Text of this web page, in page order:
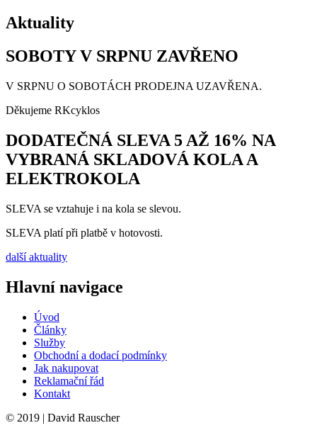
Aktuality
SOBOTY V SRPNU ZAVŘENO
V SRPNU O SOBOTÁCH PRODEJNA UZAVŘENA.
Děkujeme RKcyklos
DODATEČNÁ SLEVA 5 AŽ 16% NA
VYBRANÁ SKLADOVÁ KOLA A
ELEKTROKOLA
SLEVA se vztahuje i na kola se slevou.
SLEVA platí při platbě v hotovosti.
další aktuality
Hlavní navigace
Úvod
Články
Služby
Obchodní a dodací podmínky
Jak nakupovat
Reklamační řád
Kontakt
© 2019 | David Rauscher